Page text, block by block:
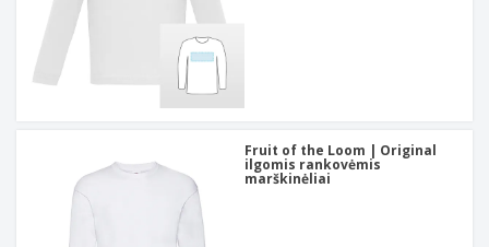
Fruit of the Loom | Original
ilgomis rankovėmis
marškinėliai